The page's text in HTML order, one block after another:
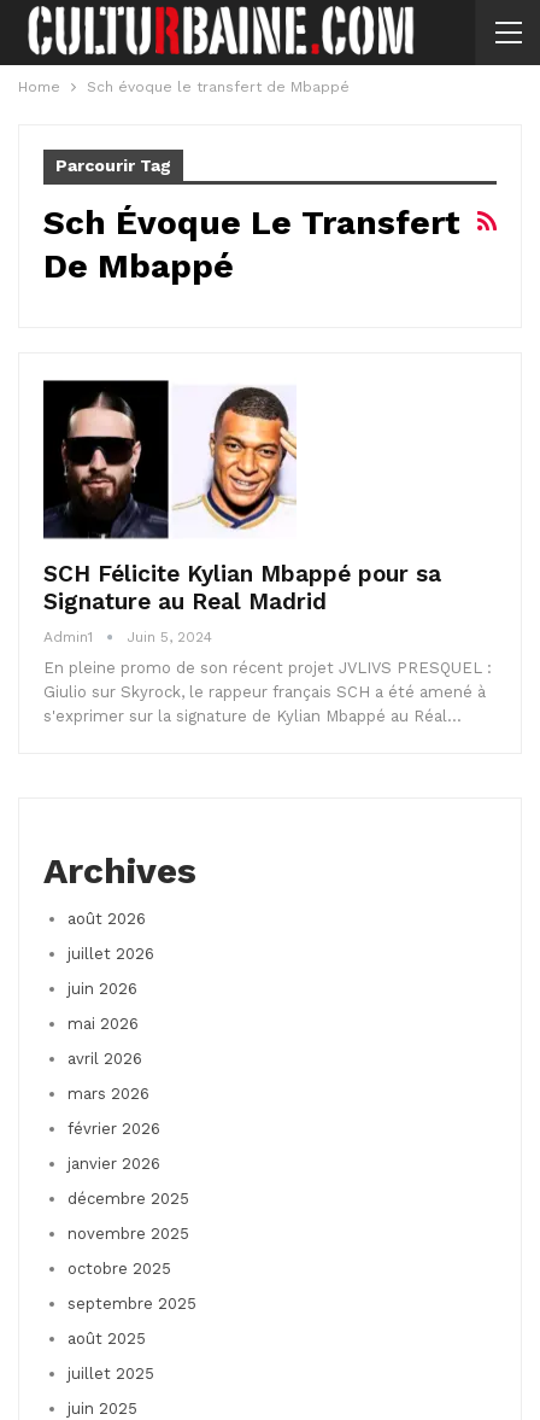
Home Sch évoque le transfert de Mbappé
Parcourir Tag
Sch Évoque Le Transfert
De Mbappé
SCH Félicite Kylian Mbappé pour sa
Signature au Real Madrid
Admin1 Juin 5, 2024
En pleine promo de son récent projet JVLIVS PRESQUEL :
Giulio sur Skyrock, le rappeur français SCH a été amené à
s'exprimer sur la signature de Kylian Mbappé au Réal…
Archives
août 2026
juillet 2026
juin 2026
mai 2026
avril 2026
mars 2026
février 2026
janvier 2026
décembre 2025
novembre 2025
octobre 2025
septembre 2025
août 2025
juillet 2025
juin 2025